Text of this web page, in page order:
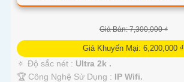
Giá Bán: 7,300,000 ₫
Giá Khuyến Mại: 6,200,000 ₫
🔅 Độ sắc nét : Ultra 2k .
🏆 Công Nghệ Sử Dụng : IP Wifi.